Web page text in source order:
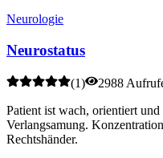
Neurologie
Neurostatus
(1)
2988
Patient ist wach, orientiert
Verlangsamung.
Rechtshänder.